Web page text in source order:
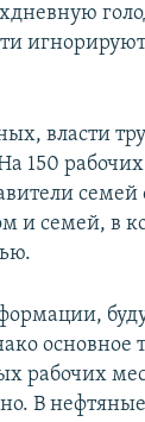
власти
150
и семей, в
основное
рабочих
В